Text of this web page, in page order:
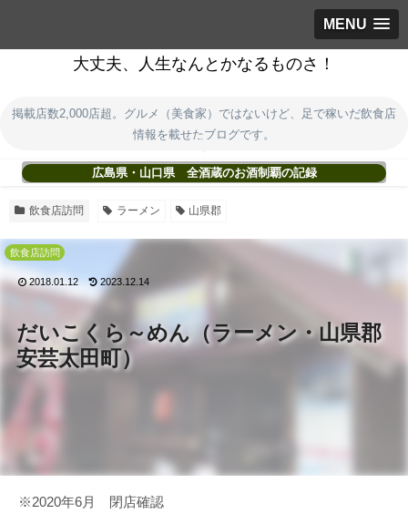
MENU
大丈夫、人生なんとかなるものさ！
掲載店数2,000店超。グルメ（美食家）ではないけど、足で稼いだ飲食店
情報を載せたブログです。
広島県・山口県 全酒蔵のお酒制覇の記録
飲食店訪問 ラーメン 山県郡
だいこくら～めん（ラーメン・山県郡
安芸太田町）
飲食店訪問
2018.01.12 2023.12.14
※2020年6月 閉店確認